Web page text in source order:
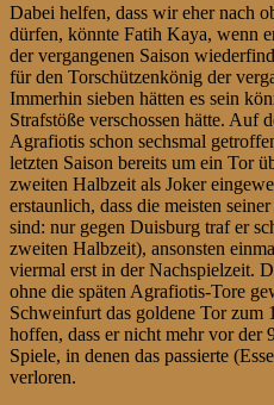
Dabei helfen, dass wir eher nach
dürfen, könnte Fatih Kaya, wenn
der vergangenen Saison
für den Torschützenkönig der
Immerhin sieben hätten es sein
Strafstöße verschossen hätte. Auf
Agrafiotis schon sechsmal
letzten Saison bereits um ein Tor
zweiten Halbzeit als Joker
erstaunlich, dass die meisten
sind: nur gegen Duisburg traf er
zweiten Halbzeit), ansonsten
viermal erst in der Nachspielzeit.
ohne die späten Agrafiotis-Tore
Schweinfurt das goldene Tor
hoffen, dass er nicht mehr vor der
Spiele, in denen das passierte
verloren.